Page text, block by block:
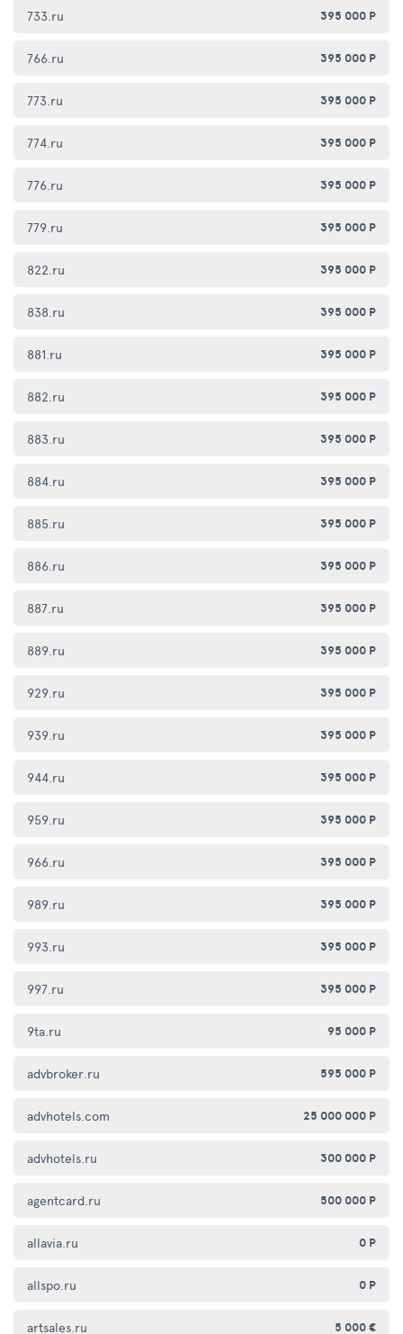
733.ru 395 000 Р
766.ru 395 000 Р
773.ru 395 000 Р
774.ru 395 000 Р
776.ru 395 000 Р
779.ru 395 000 Р
822.ru 395 000 Р
838.ru 395 000 Р
881.ru 395 000 Р
882.ru 395 000 Р
883.ru 395 000 Р
884.ru 395 000 Р
885.ru 395 000 Р
886.ru 395 000 Р
887.ru 395 000 Р
889.ru 395 000 Р
929.ru 395 000 Р
939.ru 395 000 Р
944.ru 395 000 Р
959.ru 395 000 Р
966.ru 395 000 Р
989.ru 395 000 Р
993.ru 395 000 Р
997.ru 395 000 Р
9ta.ru 95 000 Р
advbroker.ru 595 000 Р
advhotels.com 25 000 000 Р
advhotels.ru 300 000 Р
agentcard.ru 500 000 Р
allavia.ru 0 Р
allspo.ru 0 Р
artsales.ru 5 000 €